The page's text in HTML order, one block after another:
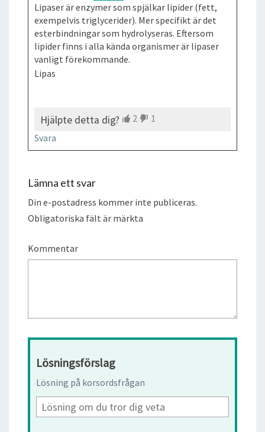
Lipaser är enzymer som spjälkar lipider (fett,
exempelvis triglycerider). Mer specifikt är det
esterbindningar som hydrolyseras. Eftersom
lipider finns i alla kända organismer är lipaser
vanligt förekommande.
Lipas
Hjälpte detta dig? 2
1
Svara
Lämna ett svar
Din e-postadress kommer inte publiceras.
Obligatoriska fält är märkta
Kommentar
Lösningsförslag
Lösning på korsordsfrågan